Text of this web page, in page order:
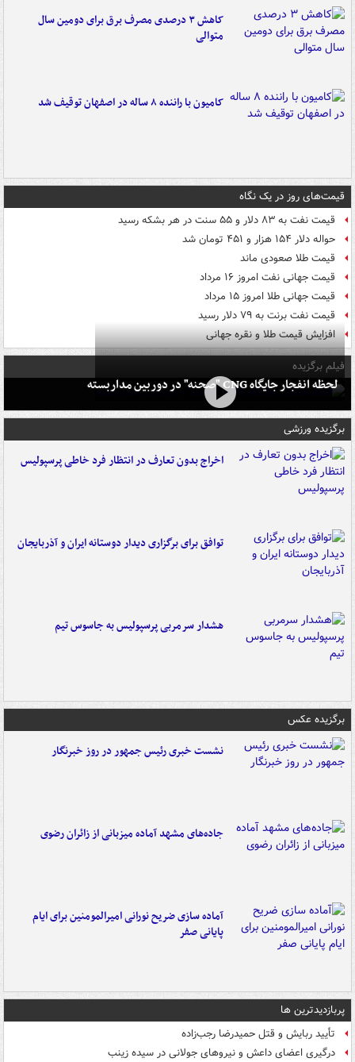
کاهش ۳ درصدی مصرف برق برای دومین سال
متوالی
کامیون با راننده ۸ ساله در اصفهان توقیف شد
قیمت‌های روز در یک نگاه
قیمت نفت به ۸۳ دلار و ۵۵ سنت در هر بشکه رسید
حواله دلار ۱۵۴ هزار و ۴۵۱ تومان شد
قیمت طلا صعودی ماند
قیمت جهانی نفت امروز ۱۶ مرداد
قیمت جهانی طلا امروز ۱۵ مرداد
قیمت نفت برنت به ۷۹ دلار رسید
افزایش قیمت طلا و نقره جهانی
فیلم برگزیده
لحظه انفجار جایگاه CNG "صحنه" در دوربین مداربسته
برگزیده ورزشی
اخراج بدون تعارف در انتظار فرد خاطی پرسپولیس
توافق برای برگزاری دیدار دوستانه ایران و آذربایجان
هشدار سرمربی پرسپولیس به جاسوس تیم
برگزیده عکس
نشست خبری رئیس جمهور در روز خبرنگار
جاده‌های مشهد آماده میزبانی از زائران رضوی
آماده سازی ضریح نورانی امیرالمومنین برای ایام
پایانی صفر
پربازدیدترین ها
تأیید ربایش و قتل حمیدرضا رجب‌زاده
درگیری اعضای داعش و نیروهای جولانی در سیده زینب